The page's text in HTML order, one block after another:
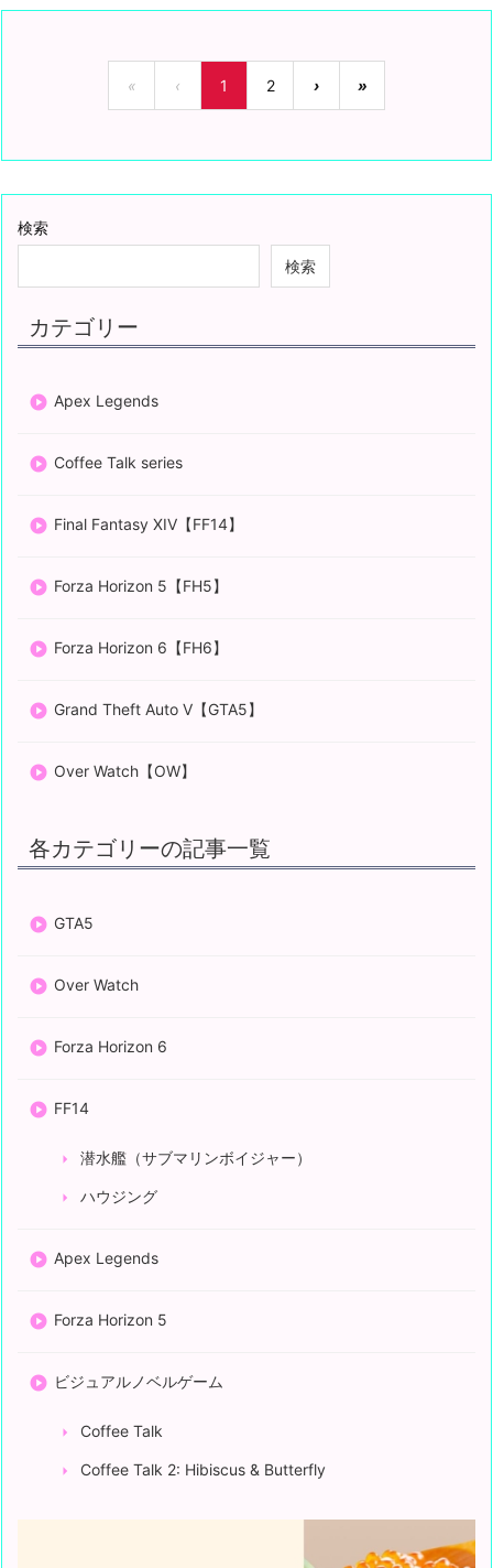
« ‹ 1 2 › »
検索
検索
カテゴリー
Apex Legends
Coffee Talk series
Final Fantasy XIV【FF14】
Forza Horizon 5【FH5】
Forza Horizon 6【FH6】
Grand Theft Auto V【GTA5】
Over Watch【OW】
各カテゴリーの記事一覧
GTA5
Over Watch
Forza Horizon 6
FF14
潜水艦（サブマリンボイジャー）
ハウジング
Apex Legends
Forza Horizon 5
ビジュアルノベルゲーム
Coffee Talk
Coffee Talk 2: Hibiscus & Butterfly